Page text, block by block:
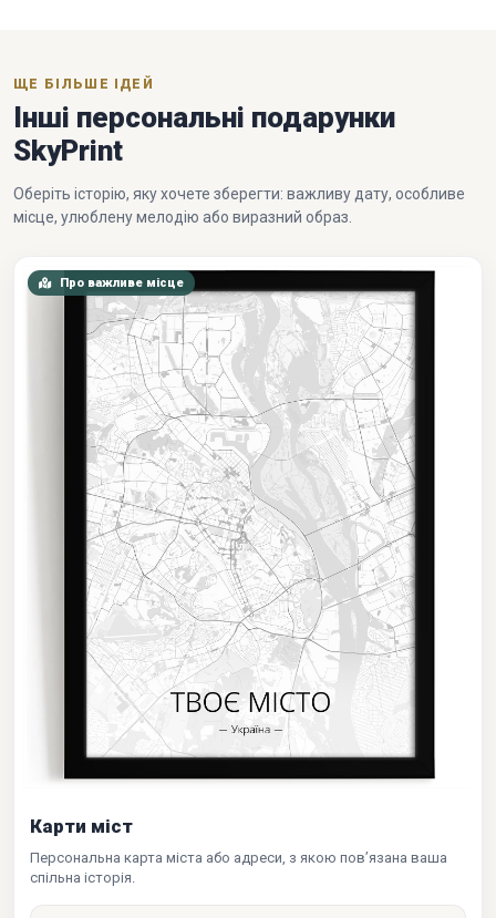
ЩЕ БІЛЬШЕ ІДЕЙ
Інші персональні подарунки
SkyPrint
Оберіть історію, яку хочете зберегти: важливу дату, особливе
місце, улюблену мелодію або виразний образ.
Про важливе місце
Карти міст
Персональна карта міста або адреси, з якою пов’язана ваша
спільна історія.